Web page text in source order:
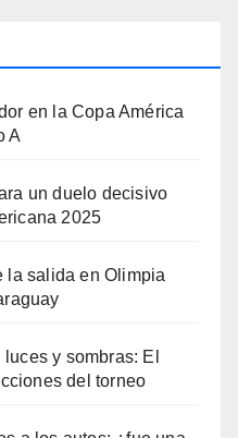
en la Copa América
A
un duelo decisivo
2025
la salida en Olimpia
y sombras: El
del torneo